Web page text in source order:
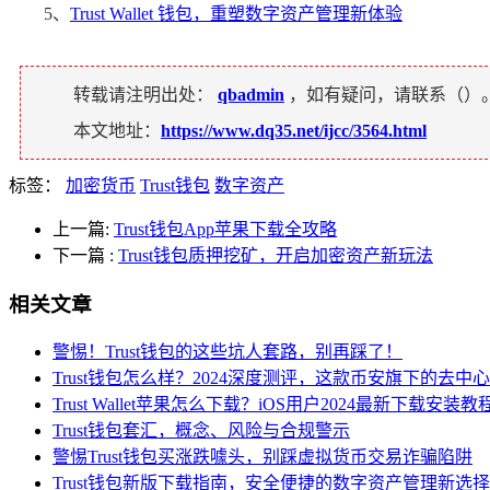
5、 Trust Wallet 钱包，重塑数字资产管理新体验
转载请注明出处： qbadmin ，如有疑问，请联系（）。
本文地址： https://www.dq35.net/ijcc/3564.html
标签： 加密货币 Trust钱包 数字资产
上一篇: Trust钱包App苹果下载全攻略
下一篇 : Trust钱包质押挖矿，开启加密资产新玩法
相关文章
警惕！Trust钱包的这些坑人套路，别再踩了！
Trust钱包怎么样？2024深度测评，这款币安旗下的去中
Trust Wallet苹果怎么下载？iOS用户2024最新下载安装教
Trust钱包套汇，概念、风险与合规警示
警惕Trust钱包买涨跌噱头，别踩虚拟货币交易诈骗陷阱
Trust钱包新版下载指南，安全便捷的数字资产管理新选择